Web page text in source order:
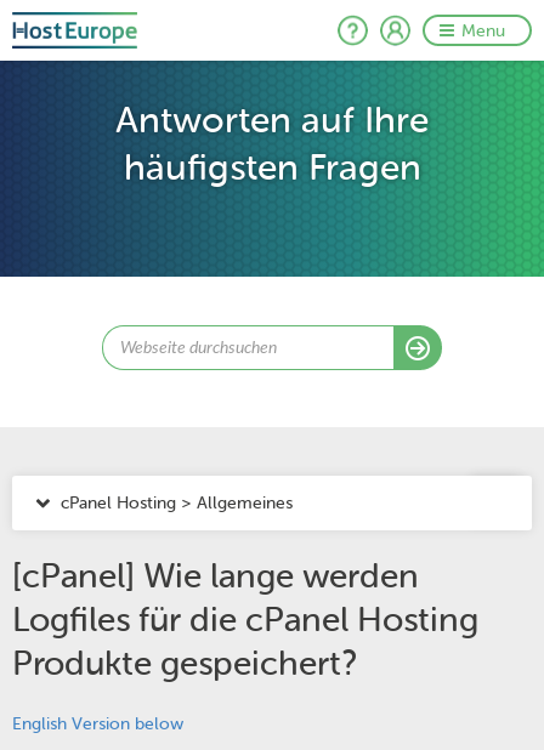
Menu
Antworten auf Ihre
häufigsten Fragen
cPanel Hosting > Allgemeines
[cPanel] Wie lange werden
Logfiles für die cPanel Hosting
Produkte gespeichert?
English Version below